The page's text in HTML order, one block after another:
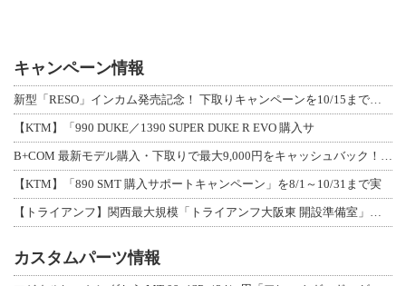
キャンペーン情報
【KTM】「990 DUKE／1390 SUPER DUKE R EVO 購入サ
【KTM】「890 SMT 購入サポートキャンペーン」を8/1～10/31まで実
カスタムパーツ情報